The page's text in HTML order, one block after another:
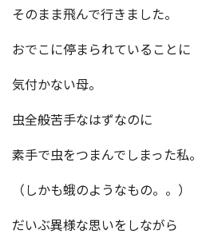
そのまま飛んで行きました。
おでこに停まられていることに
気付かない母。
虫全般苦手なはずなのに
素手で虫をつまんでしまった私。
（しかも蛾のようなもの。。）
だいぶ異様な思いをしながら